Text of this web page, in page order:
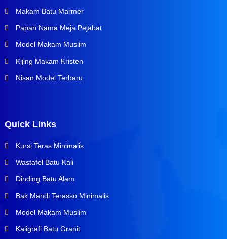
Makam Batu Marmer
Papan Nama Meja Pejabat
Model Makam Muslim
Kijing Makam Kristen
Nisan Model Terbaru
Quick Links
Kursi Teras Minimalis
Wastafel Batu Kali
Dinding Batu Alam
Bak Mandi Terasso Minimalis
Model Makam Muslim
Kaligrafi Batu Granit